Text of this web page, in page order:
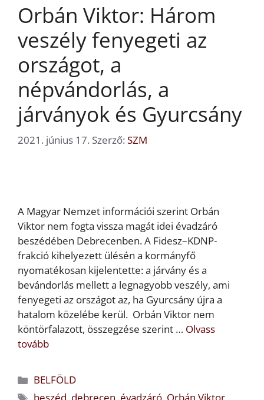
Orbán Viktor: Három
veszély fenyegeti az
országot, a
népvándorlás, a
járványok és Gyurcsány
2021. június 17. Szerző: SZM
A Magyar Nemzet információi szerint Orbán
Viktor nem fogta vissza magát idei évadzáró
beszédében Debrecenben. A Fidesz–KDNP-
frakció kihelyezett ülésén a kormányfő
nyomatékosan kijelentette: a járvány és a
bevándorlás mellett a legnagyobb veszély, ami
fenyegeti az országot az, ha Gyurcsány újra a
hatalom közelébe kerül. Orbán Viktor nem
köntörfalazott, összegzése szerint … Olvass
tovább
Kategória
BELFÖLD
Címkék